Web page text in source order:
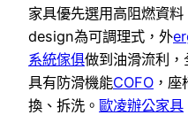
家具優先選用高阻燃資
design為可調理式，外
系統傢俱做到油滑流利
具有防滑機能COFO ，
換、拆洗。 歐凌辦公家具